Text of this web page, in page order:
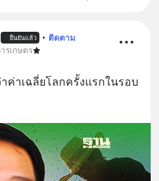
ยืนยันแล้ว • ติดตาม
รเกษตร
ค่าเฉลี่ยโลกครั้งแรกในรอบ